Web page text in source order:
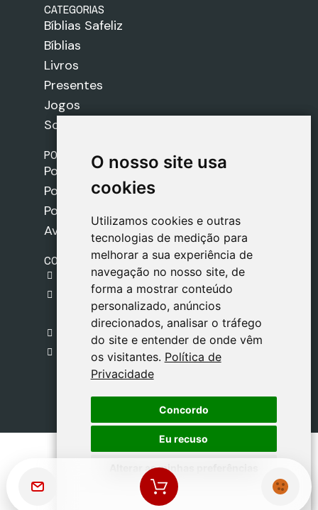
O nosso site usa
cookies
Utilizamos cookies e outras
tecnologias de medição para
melhorar a sua experiência de
navegação no nosso site, de
forma a mostrar conteúdo
personalizado, anúncios
direcionados, analisar o tráfego
do site e entender de onde vêm
os visitantes. Política de
Privacidade
Concordo
Eu recuso
Alterar as minhas preferências
O nosso site usa
cookies
Utilizamos cookies e outras
tecnologias de medição para
melhorar a sua experiência de
navegação no nosso site, de
forma a mostrar conteúdo
personalizado, anúncios
direcionados, analisar o tráfego
do site e entender de onde vêm
os visitantes. Política de
Privacidade
Concordo
Eu recuso
Alterar as minhas preferências
CATEGORIAS
Bíblias Safeliz
Bíblias
Livros
Presentes
Jogos
Sobre nós
POLÍTICAS
Política de Envios
Política de Cookies
Política de Privacidade
Aviso Legal
CONTACTO
gestion@safeliz.com
C. del Pradillo, 6, 28770 Colmenar Viejo,
Madrid
+34 918 459 877
Segunda a Sexta
09:00 - 13:00